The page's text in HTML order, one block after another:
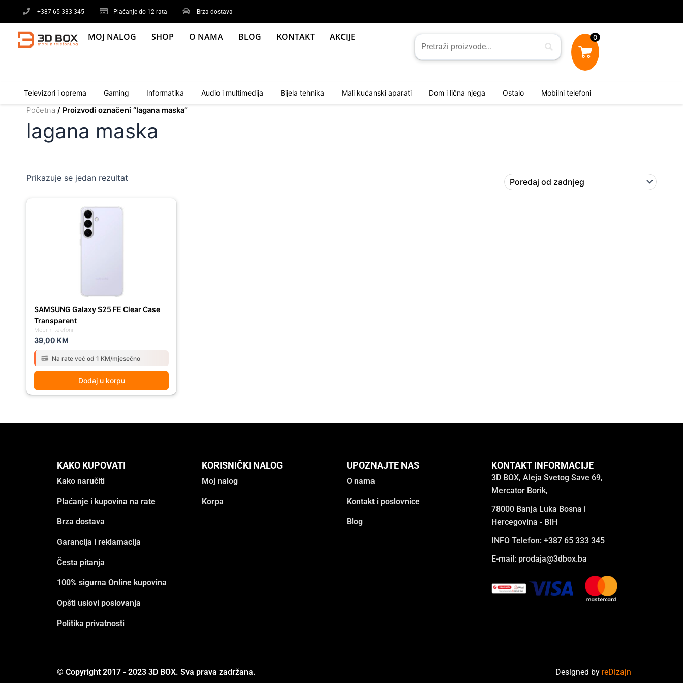
content
+387 65 333 345 Plaćanje do 12 rata Brza dostava
MOJ NALOG SHOP O NAMA BLOG KONTAKT AKCIJE 0
Televizori i oprema Gaming Informatika Audio i multimedija Bijela tehnika Mali kućanski aparati Dom i lična njega Ostalo Mobilni telefoni
Početna / Proizvodi označeni “lagana maska”
lagana maska
Prikazuje se jedan rezultat
Mobilni telefoni
SAMSUNG Galaxy S25 FE Clear Case
Transparent
39,00 KM
Na rate već od 1 KM/mjesečno
Dodaj u korpu
KAKO KUPOVATI
Kako naručiti
Plaćanje i kupovina na rate
Brza dostava
Garancija i reklamacija
Česta pitanja
100% sigurna Online kupovina
Opšti uslovi poslovanja
Politika privatnosti
KORISNIČKI NALOG
Moj nalog
Korpa
UPOZNAJTE NAS
O nama
Kontakt i poslovnice
Blog
KONTAKT INFORMACIJE
3D BOX, Aleja Svetog Save 69,
Mercator Borik,
78000 Banja Luka Bosna i
Hercegovina - BIH
INFO Telefon: +387 65 333 345
E-mail: prodaja@3dbox.ba
© Copyright 2017 - 2023 3D BOX. Sva prava zadržana. Designed by reDizajn